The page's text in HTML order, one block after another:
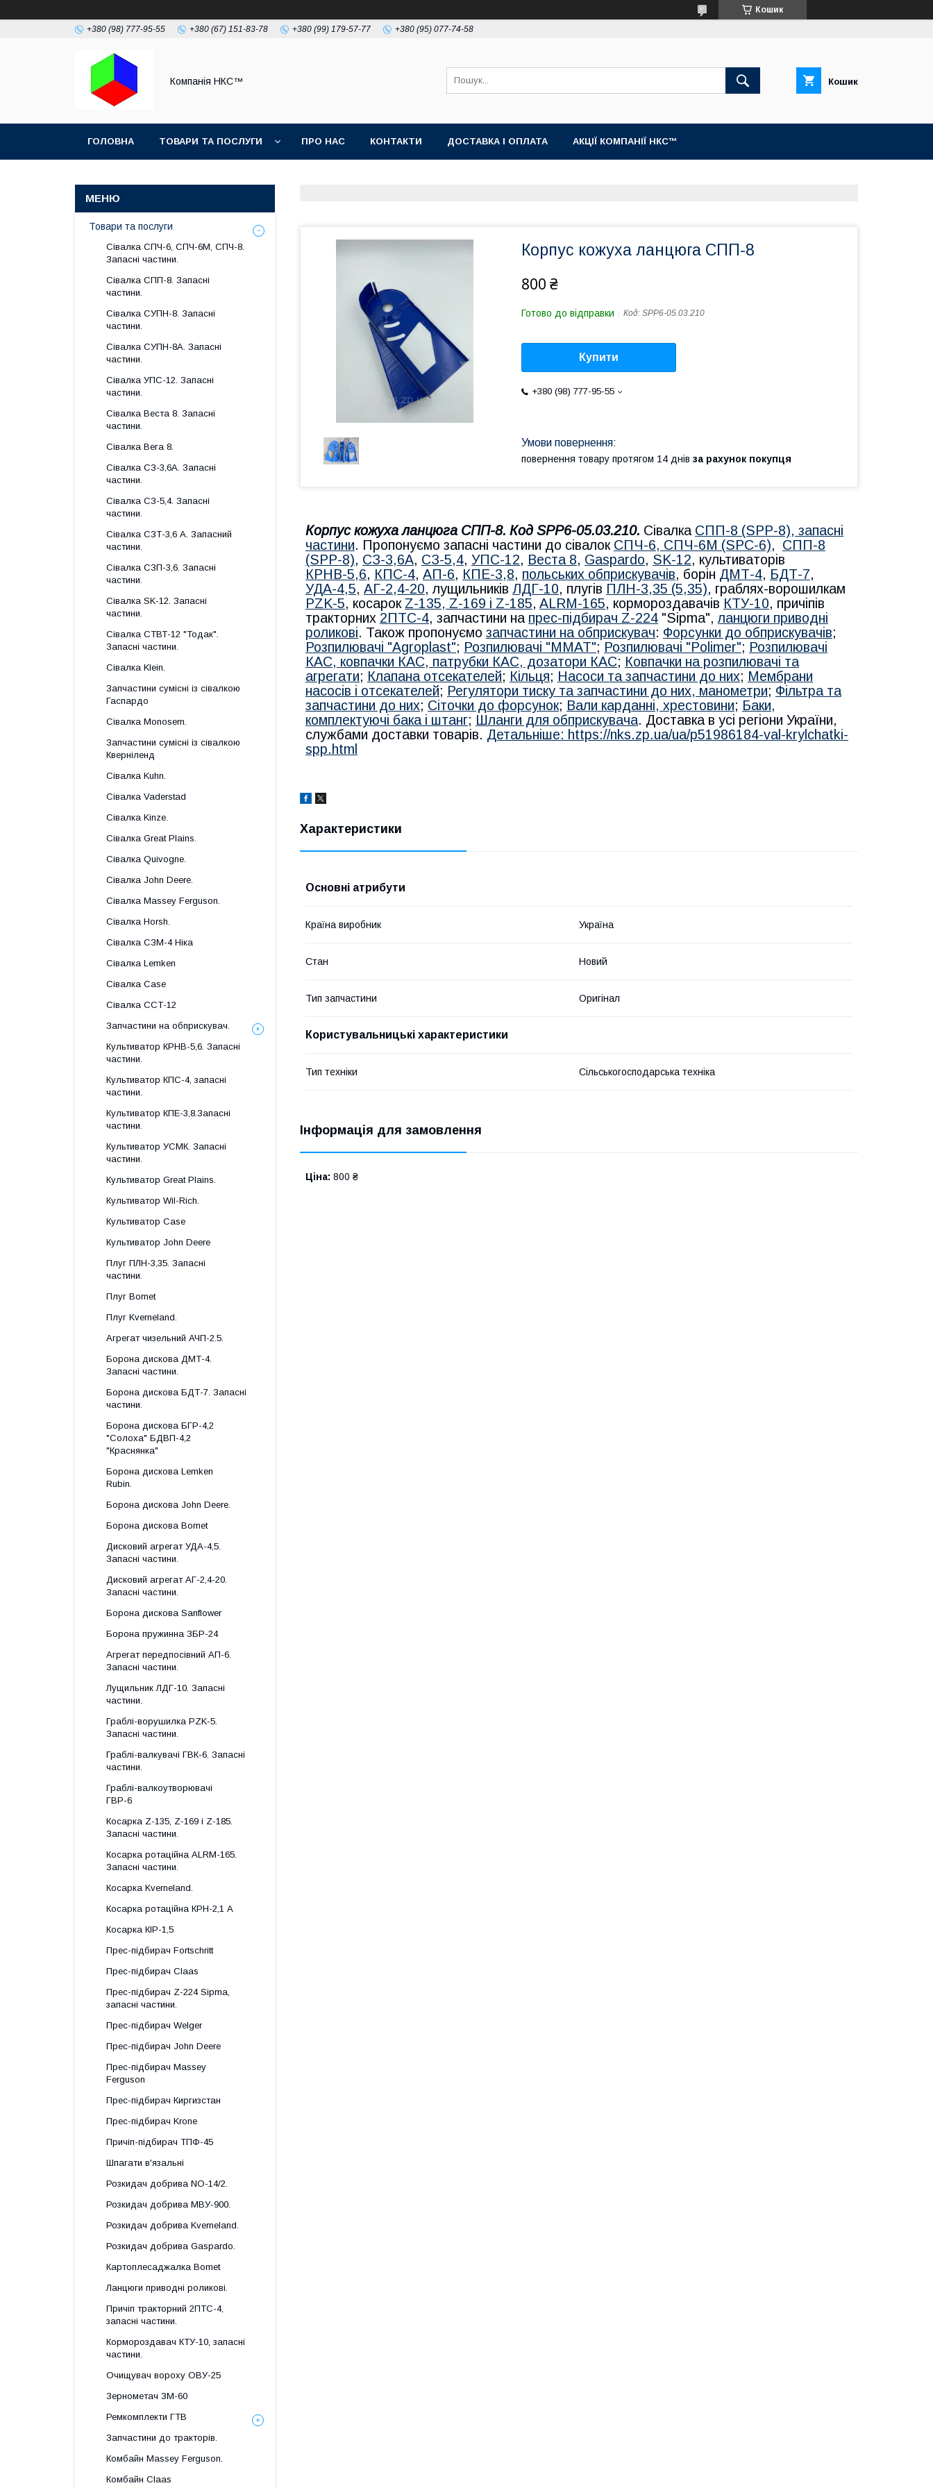
Кошик
+380 (98) 777-95-55 +380 (67) 151-83-78 +380 (99) 179-57-77 +380 (95) 077-74-58
Компанія НКС™ Кошик
ГОЛОВНА ТОВАРИ ТА ПОСЛУГИ ПРО НАС КОНТАКТИ ДОСТАВКА І ОПЛАТА АКЦІЇ КОМПАНІЇ НКС™
Корпус кожуха ланцюга СПП-8
800 ₴
Готово до відправки Код: SPP6-05.03.210
Купити
+380 (98) 777-95-55
повернення товару протягом 14 днів за рахунок покупця
Корпус кожуха ланцюга СПП-8. Код SPP6-05.03.210. Сівалка СПП-8 (SPP-8), запасні
частини. Пропонуємо запасні частини до сівалок СПЧ-6, СПЧ-6М (SPС-6), СПП-8
(SPP-8), СЗ-3,6А, СЗ-5,4, УПС-12, Веста 8, Gaspardo, SK-12, культиваторів
КРНВ-5,6, КПС-4, АП-6, КПЕ-3,8, польських обприскувачів, борін ДМТ-4, БДТ-7,
УДА-4,5, АГ-2,4-20, лущильників ЛДГ-10, плугів ПЛН-3,35 (5,35), граблях-ворошилкам
PZK-5, косарок Z-135, Z-169 і Z-185, ALRM-165, кормороздавачів КТУ-10, причіпів
тракторних 2ПТС-4, запчастини на прес-підбирач Z-224 "Sipma",ланцюги приводні
роликові. Також пропонуємо запчастини на обприскувач: Форсунки до обприскувачів;
Розпилювачі "Agroplast"; Розпилювачі "MMAT"; Розпилювачі "Polimer"; Розпилювачі
КАС, ковпачки КАС, патрубки КАС, дозатори КАС; Ковпачки на розпилювачі та
агрегати; Клапана отсекателей; Кільця; Насоси та запчастини до них; Мембрани
насосів і отсекателей; Регулятори тиску та запчастини до них, манометри; Фільтра та
запчастини до них; Сіточки до форсунок; Вали карданні, хрестовини; Баки,
комплектуючі бака і штанг; Шланги для обприскувача. Доставка в усі регіони України,
службами доставки товарів. Детальніше: https://nks.zp.ua/ua/p51986184-val-krylchatki-
spp.html
Характеристики
Основні атрибути
Країна виробник Україна
Стан Новий
Тип запчастини Оригінал
Користувальницькі характеристики
Тип техніки Сільськогосподарська техніка
Інформація для замовлення
Ціна: 800 ₴
Товари та послуги
Сівалка СПЧ-6, СПЧ-6М, СПЧ-8.
Запасні частини.
Сівалка СПП-8. Запасні
частини.
Сівалка СУПН-8. Запасні
частини.
Сівалка СУПН-8А. Запасні
частини.
Сівалка УПС-12. Запасні
частини.
Сівалка Веста 8. Запасні
частини.
Сівалка Вега 8.
Сівалка СЗ-3,6А. Запасні
частини.
Сівалка СЗ-5,4. Запасні
частини.
Сівалка СЗТ-3,6 А. Запасний
частини.
Сівалка СЗП-3,6. Запасні
частини.
Сівалка SK-12. Запасні
частини.
Сівалка СТВТ-12 "Тодак".
Запасні частини.
Сівалка Klein.
Запчастини сумісні із сівалкою
Гаспардo
Сівалка Monosem.
Запчастини сумісні із сівалкою
Кверніленд
Сівалка Kuhn.
Сівалка Vaderstad
Сівалка Kinze.
Сівалка Great Plains.
Сівалка Quivogne.
Сівалка John Deere.
Сівалка Massey Ferguson.
Сівалка Horsh.
Сівалка СЗМ-4 Ніка
Сівалка Lemken
Сівалка Case
Сівалка ССТ-12
Запчастини на обприскувач.
Культиватор КРНВ-5,6. Запасні
частини.
Культиватор КПС-4, запасні
частини.
Культиватор КПЕ-3,8.Запасні
частини.
Культиватор УСМК. Запасні
частини.
Культиватор Great Plains.
Культиватор Wil-Rich.
Культиватор Case
Культиватор John Deere
Плуг ПЛН-3,35. Запасні
частини.
Плуг Bomet
Плуг Kverneland.
Агрегат чизельний АЧП-2.5.
Борона дискова ДМТ-4.
Запасні частини.
Борона дискова БДТ-7. Запасні
частини.
Борона дискова БГР-4,2
"Солоха" БДВП-4,2
"Краснянка"
Борона дискова Lemken
Rubin.
Борона дискова John Deere.
Борона дискова Bomet
Дисковий агрегат УДА-4,5.
Запасні частини.
Дисковий агрегат АГ-2,4-20.
Запасні частини.
Борона дискова Sanflower
Борона пружинна ЗБР-24
Агрегат передпосівний АП-6.
Запасні частини.
Лущильник ЛДГ-10. Запасні
частини.
Граблі-ворушилка PZK-5.
Запасні частини.
Граблі-валкувачі ГВК-6. Запасні
частини.
Граблі-валкоутворювачі
ГВР-6
Косарка Z-135, Z-169 і Z-185.
Запасні частини.
Косарка ротаційна ALRM-165.
Запасні частини.
Косарка Kverneland.
Косарка ротаційна КРН-2,1 А
Косарка КІР-1,5
Прес-підбирач Fortschritt
Прес-підбирач Claas
Прес-підбирач Z-224 Sipma,
запасні частини.
Прес-підбирач Welger
Прес-підбирач John Deere
Прес-підбирач Massey
Ferguson
Прес-підбирач Киргизстан
Прес-підбирач Krone
Причіп-підбирач ТПФ-45
Шпагати в'язальні
Розкидач добрива NO-14/2.
Розкидач добрива МВУ-900.
Розкидач добрива Kverneland.
Розкидач добрива Gaspardo.
Картоплесаджалка Bomet
Ланцюги приводні роликові.
Причіп тракторний 2ПТС-4,
запасні частини.
Кормороздавач КТУ-10, запасні
частини.
Очищувач вороху ОВУ-25
Зернометач ЗМ-60
Ремкомплекти ГТВ
Запчастини до тракторів.
Комбайн Massey Ferguson.
Комбайн Claas